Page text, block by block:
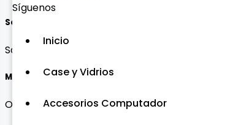
Síguenos
Inicio
Case y Vidrios
Accesorios Computador
Soporte 24/7
Soporte las 24 horas, siempre aquí para usted
Miembro exclusivo
Ofertas exclusivas para nuestros valiosos